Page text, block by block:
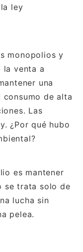
ley
monopolios y
la venta a
una
de alta
Las
¿Por qué hubo
es mantener
se trata solo de
lucha sin
pelea.